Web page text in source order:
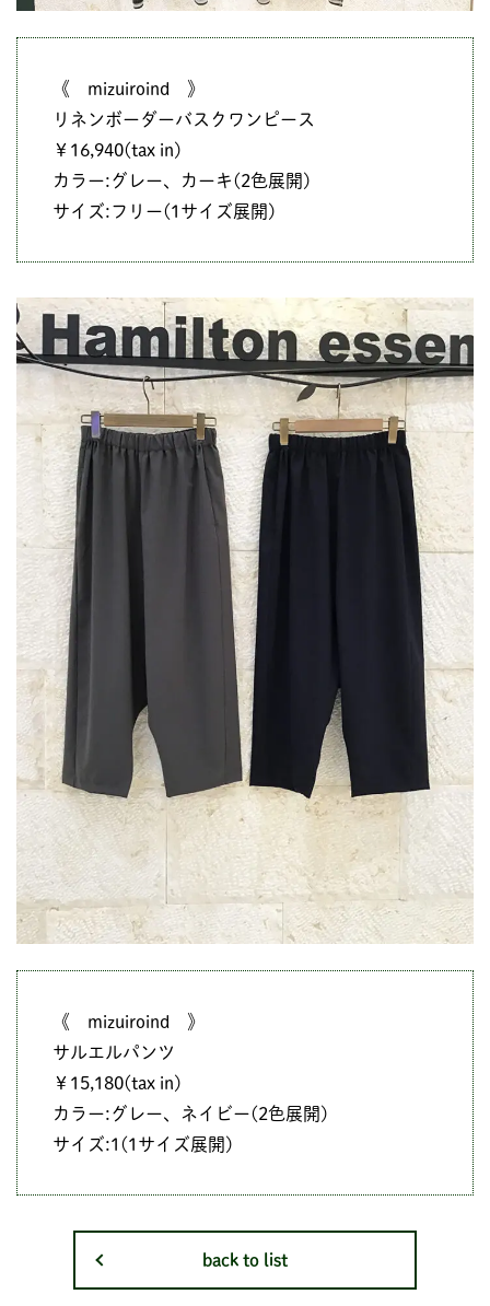
《 mizuiroind 》
リネンボーダーバスクワンピース
￥16,940(tax in)
カラー:グレー、カーキ(2色展開)
サイズ:フリー(1サイズ展開)
《 mizuiroind 》
サルエルパンツ
￥15,180(tax in)
カラー:グレー、ネイビー(2色展開)
サイズ:1(1サイズ展開)
back to list